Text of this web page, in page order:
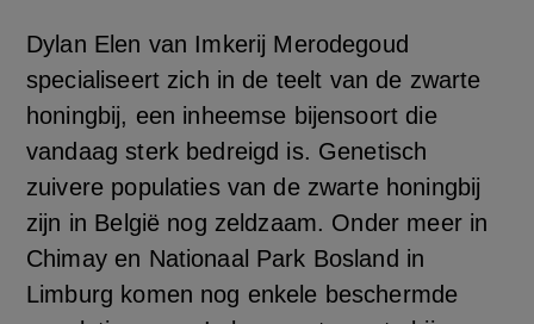
Dylan Elen van Imkerij Merodegoud
specialiseert zich in de teelt van de zwarte
honingbij, een inheemse bijensoort die
vandaag sterk bedreigd is. Genetisch
zuivere populaties van de zwarte honingbij
zijn in België nog zeldzaam. Onder meer in
Chimay en Nationaal Park Bosland in
Limburg komen nog enkele beschermde